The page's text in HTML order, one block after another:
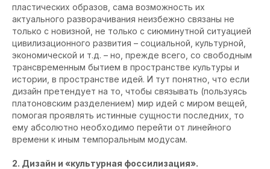
пластических образов, сама возможность их
актуального разворачивания неизбежно связаны не
только с новизной, не только с сиюминутной ситуацией
цивилизационного развития – социальной, культурной,
экономической и т.д. – но, прежде всего, со свободным
трансвременным бытием в пространстве культуры и
истории, в пространстве идей. И тут понятно, что если
дизайн претендует на то, чтобы связывать (пользуясь
платоновским разделением) мир идей с миром вещей,
помогая проявлять истинные сущности последних, то
ему абсолютно необходимо перейти от линейного
времени к иным темпоральным модусам.
2. Дизайн и «культурная фоссилизация».